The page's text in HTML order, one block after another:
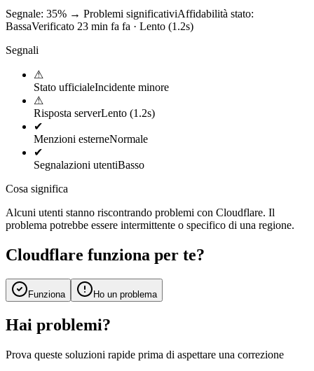
Segnale: 35% → Problemi significativiAffidabilità stato:
BassaVerificato 23 min fa fa · Lento (1.2s)
Segnali
⚠
Stato ufficialeIncidente minore
⚠
Risposta serverLento (1.2s)
✔
Menzioni esterneNormale
✔
Segnalazioni utentiBasso
Cosa significa
Alcuni utenti stanno riscontrando problemi con Cloudflare. Il
problema potrebbe essere intermittente o specifico di una regione.
Cloudflare funziona per te?
Funziona Ho un problema
Hai problemi?
Prova queste soluzioni rapide prima di aspettare una correzione